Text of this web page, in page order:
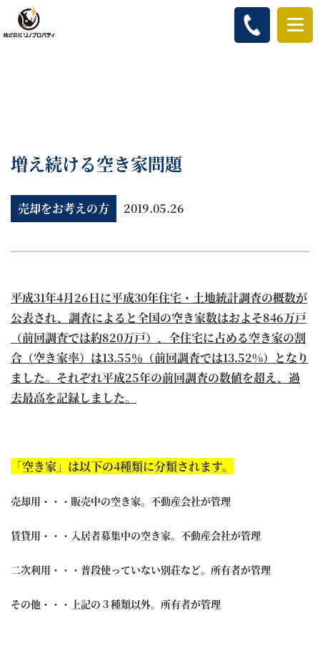
増え続ける空き家問題
売却をお考えの方 2019.05.26
平成31年4月26日に平成30年住宅・土地統計調査の概数が
公表され、調査によると全国の空き家数はおよそ846万戸
（前回調査では約820万戸）、全住宅に占める空き家の割
合（空き家率）は13.55％（前回調査では13.52%）となり
ました。それぞれ平成25年の前回調査の数値を超え、過
去最高を記録しました。
「空き家」は以下の4種類に分類されます。
売却用・・・販売中の空き家。不動産会社が管理
賃貸用・・・入居者募集中の空き家。不動産会社が管理
二次利用・・・普段使っていない別荘など。所有者が管理
その他・・・上記の３種類以外。所有者が管理